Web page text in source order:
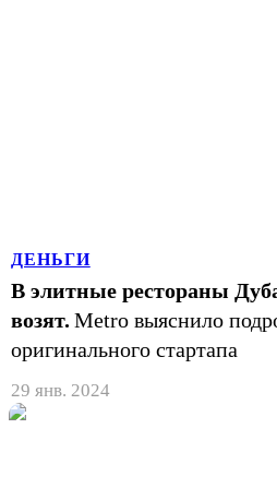
ДЕНЬГИ
В элитные рестораны
возят. Metro выяснило
оригинального стартапа
29 янв. 2024